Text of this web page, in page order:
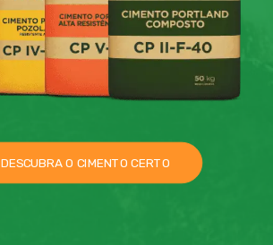
DESCUBRA O CIMENTO CERTO